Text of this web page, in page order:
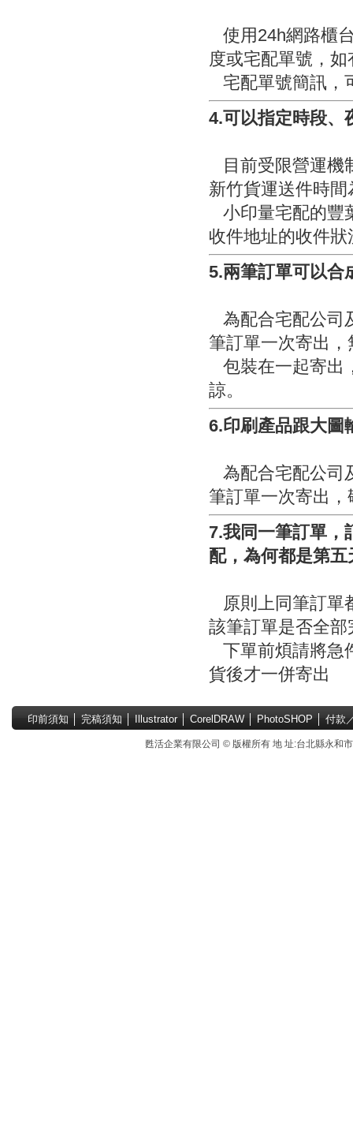
使用24h網路櫃
度或宅配單號，
宅配單號簡訊，
4.可以指定時段、
目前受限營運機
新竹貨運送件時
小印量宅配的豐
收件地址的收件狀
5.兩筆訂單可以合
為配合宅配公司
筆訂單一次寄出
包裝在一起寄出
諒。
6.印刷產品跟大圖
為配合宅配公司
筆訂單一次寄出，
7.我同一筆訂單，
配，為何都是第
原則上同筆訂單
該筆訂單是否全
下單前煩請將急
貨後才一併寄出
印前須知 完稿須知 Illustrator│ CorelDRAW│ PhotoSHOP 付款
甦活企業有限公司 © 版權所有 地 址:台北縣永